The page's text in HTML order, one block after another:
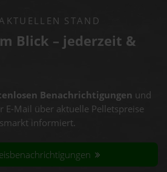
STAND
Blick – jederzeit &
Benachrichtigungen und
E-Mail über aktuelle Pelletspreise
informiert.